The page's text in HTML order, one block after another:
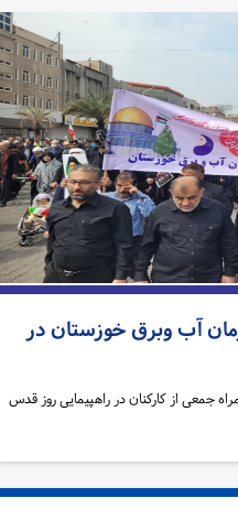
آب و‌برق خوزستان در
از کارکنان در راهپیمایی روز قدس